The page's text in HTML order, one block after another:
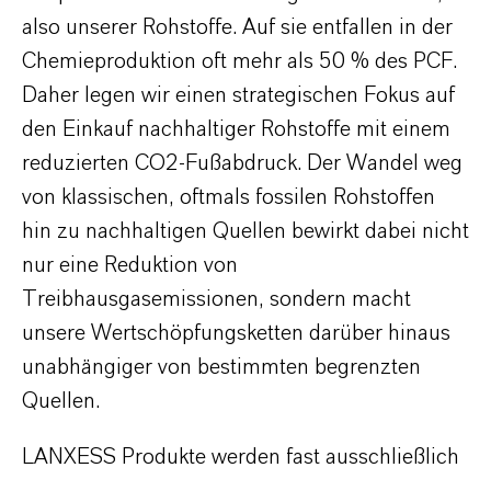
also unserer Rohstoffe. Auf sie entfallen in der
Chemieproduktion oft mehr als 50 % des PCF.
Daher legen wir einen strategischen Fokus auf
den Einkauf nachhaltiger Rohstoffe mit einem
reduzierten CO2-Fußabdruck. Der Wandel weg
von klassischen, oftmals fossilen Rohstoffen
hin zu nachhaltigen Quellen bewirkt dabei nicht
nur eine Reduktion von
Treibhausgasemissionen, sondern macht
unsere Wertschöpfungsketten darüber hinaus
unabhängiger von bestimmten begrenzten
Quellen.
LANXESS Produkte werden fast ausschließlich